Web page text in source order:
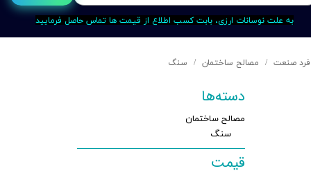
به علت نوسانات ارزی، بابت کسب اطلاع از قیمت ها تماس حاصل فرمایید
فرد صنعت مصالح ساختمان سنگ
دسته‌ها
مصالح ساختمان
سنگ
قیمت